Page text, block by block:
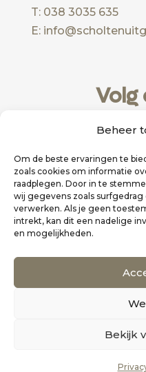
Beheer
Om de beste ervaringen te
zoals cookies om informatie
raadplegen. Door in te
wij gegevens zoals surfgedrag
verwerken. Als je geen
intrekt, kan dit een nadelige
en mogelijkheden.
Bekijk
T: 038 3035 635
E:
Volg
Website realisatie
Alle